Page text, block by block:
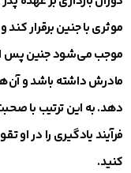
موثری با جنین برقرار
موجب می‌شود جنین پس
مادرش داشته باشد و
دهد. به این ترتیب با
فرآیند یادگیری را در او
کنید.